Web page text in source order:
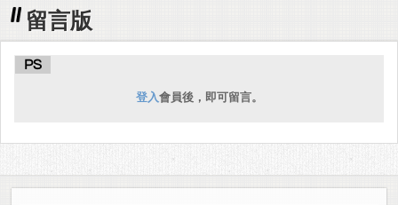
留言版
PS
登入會員後，即可留言。